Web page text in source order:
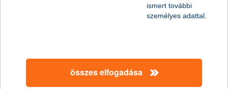
ismert további
személyes adattal.
összes elfogadása